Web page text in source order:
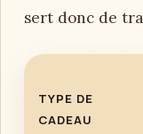
sert donc de
TYPE DE
CADEAU